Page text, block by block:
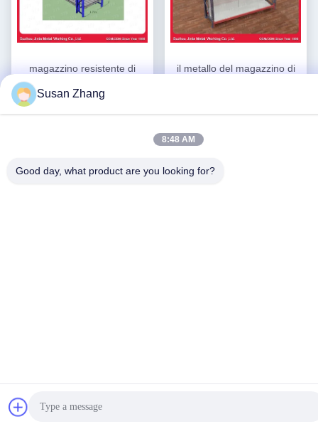
magazzino resistente di
2500mm che accantona la
scaffalatura commerciale
della fila 2000kgs 6
il metallo del magazzino di
supermercato 3000kgs
E-mail
Susan Zhang
8:48 AM
Good day, what product are you looking for?